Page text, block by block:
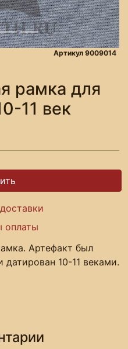
Артикул 9009014
рамка для
11 век
оплаты
Артефакт был
10-11 веками.